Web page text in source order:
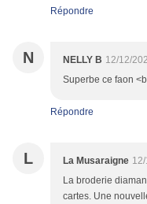
Répondre
N NELLY B 12/12/
Superbe ce faon
Répondre
L La Musaraigne
La broderie
cartes. Une